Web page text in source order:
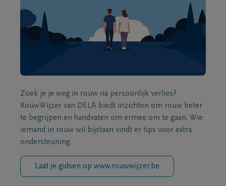
Zoek je je weg in rouw na persoonlijk verlies?
RouwWijzer van DELA biedt inzichten om rouw beter
te begrijpen en handvaten om ermee om te gaan. Wie
iemand in rouw wil bijstaan vindt er tips voor extra
ondersteuning.
Laat je gidsen op www.rouwwijzer.be